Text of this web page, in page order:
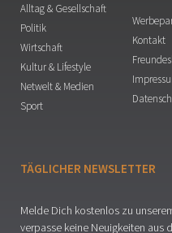
Alltag & Gesellschaft
Politik
Wirtschaft
Kultur & Lifestyle
Netwelt & Medien
Sport
Kontakt
TÄGLICHER NEWSLETTER
Melde Dich kostenlos zu
verpasse keine Neuigkeiten aus